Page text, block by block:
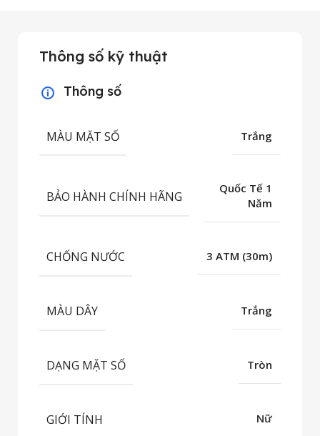
Thông số kỹ thuật
Thông số
MÀU MẶT SỐ Trắng
BẢO HÀNH CHÍNH HÃNG
Quốc Tế 1
Năm
CHỐNG NƯỚC 3 ATM (30m)
MÀU DÂY Trắng
DẠNG MẶT SỐ Tròn
GIỚI TÍNH Nữ